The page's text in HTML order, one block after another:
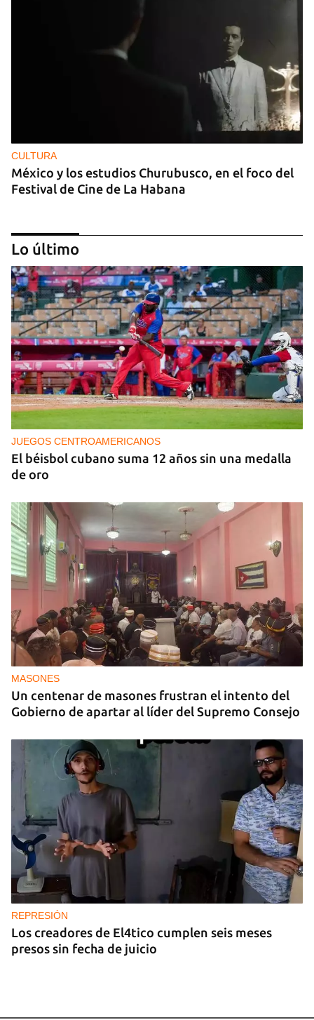
CULTURA
México y los estudios Churubusco, en el foco del
Festival de Cine de La Habana
MÚSICA
Un público enamorado de Celia Cruz desafía la
censura en un homenaje en La Habana
Lo último
JUEGOS CENTROAMERICANOS
El béisbol cubano suma 12 años sin una medalla
de oro
MASONES
Un centenar de masones frustran el intento del
Gobierno de apartar al líder del Supremo Consejo
REPRESIÓN
Los creadores de El4tico cumplen seis meses
presos sin fecha de juicio